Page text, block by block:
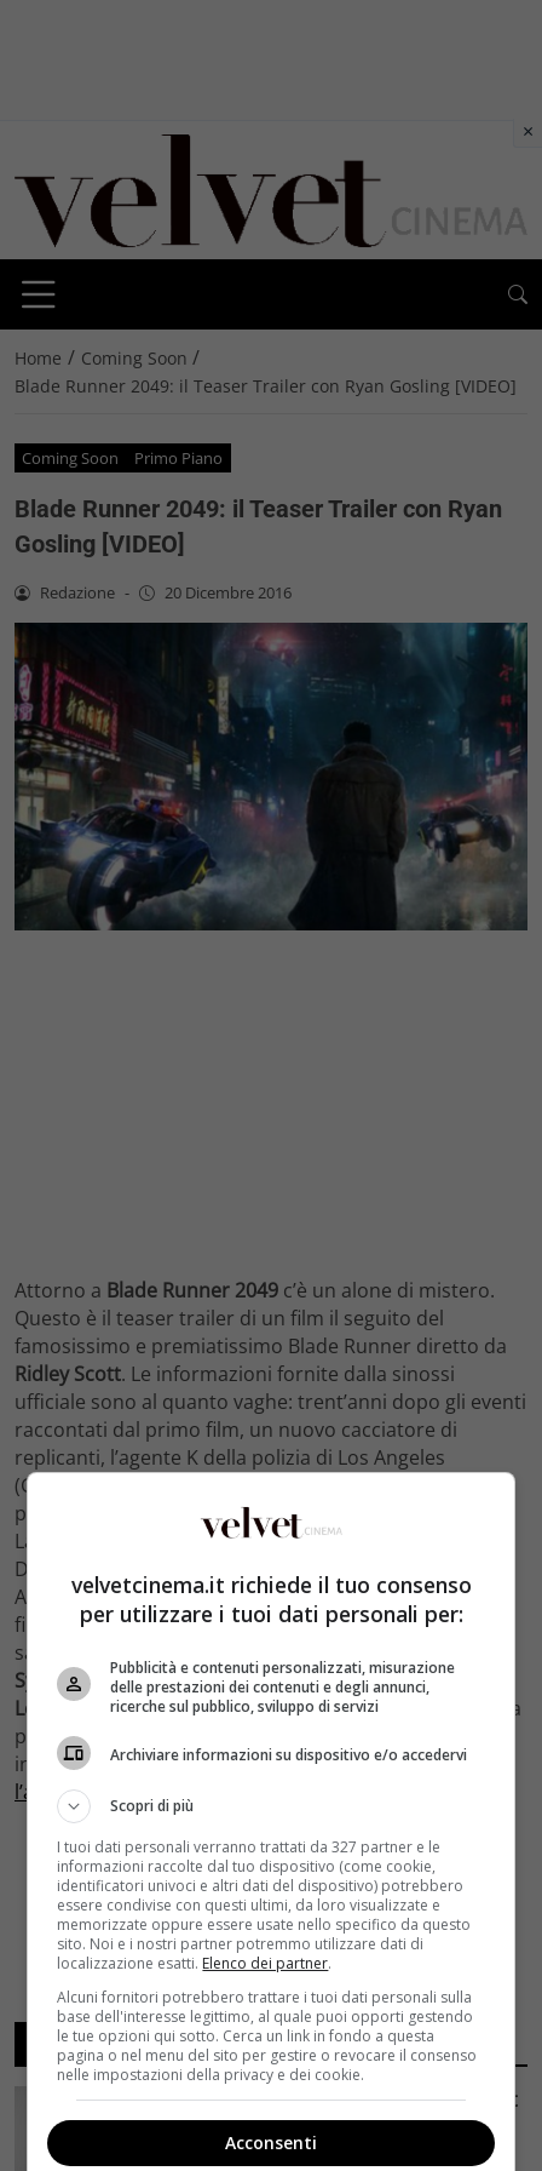
Home / Coming Soon /
Blade Runner 2049: il Teaser Trailer con Ryan Gosling [VIDEO]
Coming Soon Primo Piano
Blade Runner 2049: il Teaser Trailer con Ryan
Gosling [VIDEO]
Redazione - 20 Dicembre 2016
Attorno a Blade Runner 2049 c’è un alone di mistero.
Questo è il teaser trailer di un film il seguito del
famosissimo e premiatissimo Blade Runner diretto da
Ridley Scott. Le informazioni fornite dalla sinossi
ufficiale sono al quanto vaghe: trent’anni dopo gli eventi
raccontati dal primo film, un nuovo cacciatore di
replicanti, l’agente K della polizia di Los Angeles
(Gosling) scopre un segreto sepolto da tempo che ha il
potenziare il caos in quello che è rimasto della società.
La scoperta di K lo spinge verso la ricerca di Rick
Deckart, un ex “blade runner” della polizia di Los
Angeles sparito nel nulla da 30 anni. Sappiamo che il
film sarà direttoDenis Villeneuve, e che nel cast ci
saranno
Sylvia Hoeks, Robin Wright, Mackenzie Davis, Carla Juri,
Lennie James, Dave Bautista e Jared Leto.
L’unica notizia
pervenutaci dal set è quella del famoso pugno di
iniziazione dato da Harrison Ford a Ryan Gosling (
l’articolo completo).
ARTICOLI RECENTI
Avengers: Doomsday, il concept art
svela Dottor Destino di Robert
Downey Jr. e gli X-Men dell’MCU
×
velvetcinema.it richiede il tuo consenso
per utilizzare i tuoi dati personali per:
Pubblicità e contenuti personalizzati, misurazione
delle prestazioni dei contenuti e degli annunci,
ricerche sul pubblico, sviluppo di servizi
Archiviare informazioni su dispositivo e/o accedervi
Scopri di più
I tuoi dati personali verranno trattati da 327 partner e le
informazioni raccolte dal tuo dispositivo (come cookie,
identificatori univoci e altri dati del dispositivo) potrebbero
essere condivise con questi ultimi, da loro visualizzate e
memorizzate oppure essere usate nello specifico da questo
sito. Noi e i nostri partner potremmo utilizzare dati di
localizzazione esatti. Elenco dei partner.
Alcuni fornitori potrebbero trattare i tuoi dati personali sulla
base dell'interesse legittimo, al quale puoi opporti gestendo
le tue opzioni qui sotto. Cerca un link in fondo a questa
pagina o nel menu del sito per gestire o revocare il consenso
nelle impostazioni della privacy e dei cookie.
Acconsenti